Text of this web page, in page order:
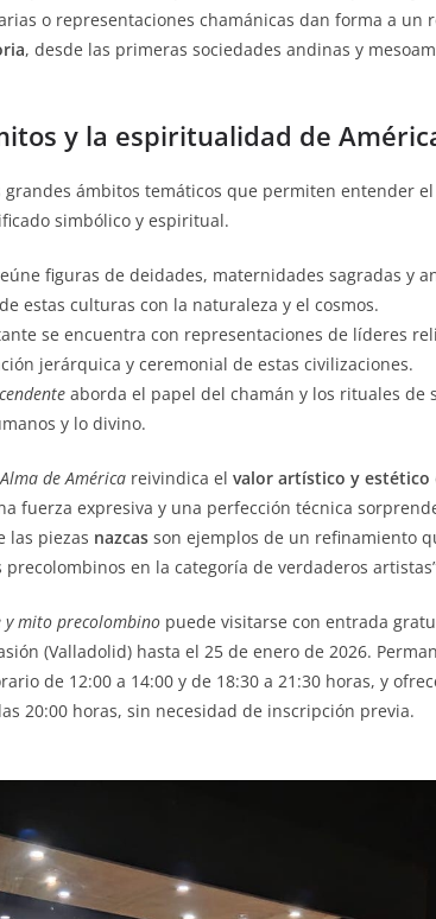
o representaciones chamánicas dan forma a un
, desde las primeras sociedades andinas y
y la espiritualidad de
grandes ámbitos temáticos que permiten entender
simbólico y espiritual.
figuras de deidades, maternidades sagradas y
estas culturas con la naturaleza y el cosmos.
se encuentra con representaciones de líderes
jerárquica y ceremonial de estas civilizaciones.
aborda el papel del chamán y los rituales de
y lo divino.
Alma de América reivindica el valor artístico y estético
fuerza expresiva y una perfección técnica
las piezas nazcas son ejemplos de un refinamiento
precolombinos en la categoría de verdaderos
y mito precolombino puede visitarse con entrada
(Valladolid) hasta el 25 de enero de 2026.
de 12:00 a 14:00 y de 18:30 a 21:30 horas, y
20:00 horas, sin necesidad de inscripción previa.